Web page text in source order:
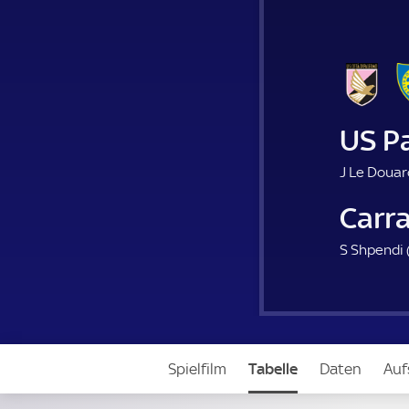
US
J Le
S Shpendi
Spielfilm Tabelle Daten